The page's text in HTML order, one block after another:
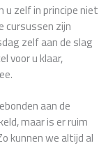
u zelf in principe niet
cursussen zijn
zelf aan de slag
voor u klaar,
aan de
maar is er ruim
kunnen we altijd al